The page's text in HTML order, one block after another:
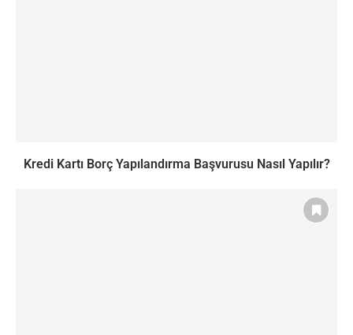
Kredi Kartı Borç Yapılandırma Başvurusu Nasıl Yapılır?